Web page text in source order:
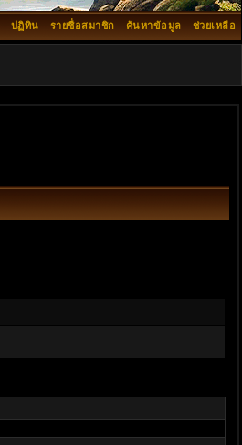
ช่วยเหลือ
ค้นหาข้อมูล
รายชื่อสมาชิก
ปฏิทิน